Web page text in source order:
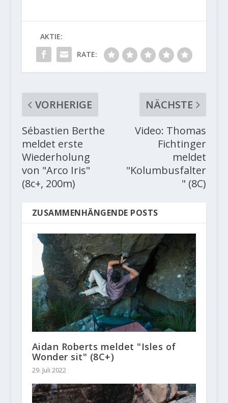
AKTIE:
RATE:
VORHERIGE
Sébastien Berthe
meldet erste
Wiederholung
von "Arco Iris"
(8c+, 200m)
NÄCHSTE
Video: Thomas
Fichtinger
meldet
"Kolumbusfalter
" (8C)
ZUSAMMENHÄNGENDE POSTS
Aidan Roberts meldet "Isles of
Wonder sit" (8C+)
29. Juli 2022